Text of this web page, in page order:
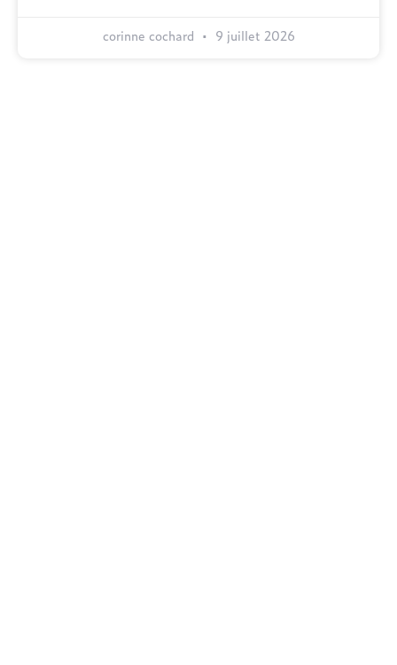
corinne cochard 9 juillet 2026